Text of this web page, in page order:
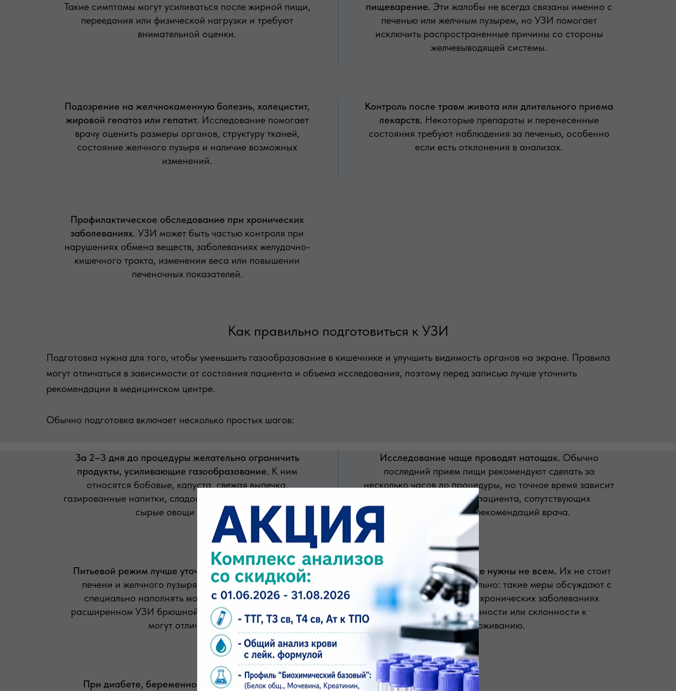
Такие симптомы могут усиливаться после жирной пищи,
переедания или физической нагрузки и требуют
внимательной оценки.
пищеварение. Эти жалобы не всегда связаны именно с
печенью или желчным пузырем, но УЗИ помогает
исключить распространенные причины со стороны
желчевыводящей системы.
Подозрение на желчнокаменную болезнь, холецистит,
жировой гепатоз или гепатит. Исследование помогает
врачу оценить размеры органов, структуру тканей,
состояние желчного пузыря и наличие возможных
изменений.
Контроль после травм живота или длительного приема
лекарств. Некоторые препараты и перенесенные
состояния требуют наблюдения за печенью, особенно
если есть отклонения в анализах.
Профилактическое обследование при хронических
заболеваниях. УЗИ может быть частью контроля при
нарушениях обмена веществ, заболеваниях желудочно-
кишечного тракта, изменении веса или повышении
печеночных показателей.
Как правильно подготовиться к УЗИ
Подготовка нужна для того, чтобы уменьшить газообразование в кишечнике и улучшить видимость органов на экране. Правила
могут отличаться в зависимости от состояния пациента и объема исследования, поэтому перед записью лучше уточнить
рекомендации в медицинском центре.
Обычно подготовка включает несколько простых шагов:
За 2–3 дня до процедуры желательно ограничить
продукты, усиливающие газообразование. К ним
относятся бобовые, капуста, свежая выпечка,
газированные напитки, сладости в большом количестве,
сырые овощи и фрукты.
Исследование чаще проводят натощак. Обычно
последний прием пищи рекомендуют сделать за
несколько часов до процедуры, но точное время зависит
от записи, возраста пациента, сопутствующих
заболеваний и рекомендаций врача.
Питьевой режим лучше уточнить заранее.Для УЗИ
печени и желчного пузыря обычно не требуется
специально наполнять мочевой пузырь, но при
расширенном УЗИ брюшной полости рекомендации
могут отличаться.
Клизма или слабительные нужны не всем. Их не стоит
использовать самостоятельно: такие меры обсуждают с
врачом, особенно при хронических заболеваниях
кишечника, беременности или склонности к
обезвоживанию.
При диабете, беременности и необходимости